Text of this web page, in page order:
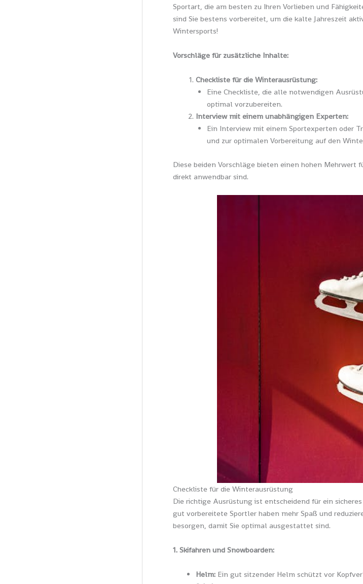
Sportart, die am besten zu Ihren Vorlieben und
sind Sie bestens vorbereitet, um die kalte Jahreszeit
Wintersports!
Vorschläge für zusätzliche Inhalte:
Checkliste für die Winterausrüstung:
Eine Checkliste, die alle notwendigen
optimal vorzubereiten.
Interview mit einem unabhängigen Experten:
Ein Interview mit einem Sportexperten oder
und zur optimalen Vorbereitung auf den
Diese beiden Vorschläge bieten einen hohen
direkt anwendbar sind.
Checkliste für die Winterausrüstung
Die richtige Ausrüstung ist entscheidend für ein
gut vorbereitete Sportler haben mehr Spaß und
besorgen, damit Sie optimal ausgestattet sind.
1. Skifahren und Snowboarden:
Helm:Ein gut sitzender Helm schützt vor